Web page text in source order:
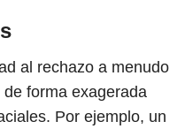
al rechazo a menudo
forma exagerada
Por ejemplo, un